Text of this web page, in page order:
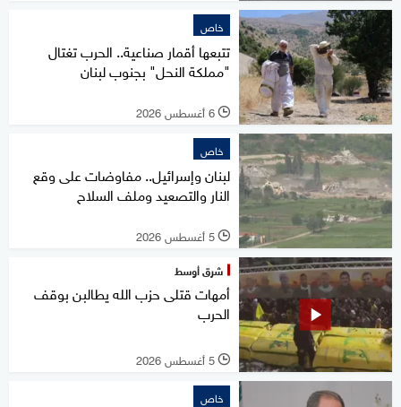
خاص
تتبعها أقمار صناعية.. الحرب تغتال
"مملكة النحل" بجنوب لبنان
l 6 أغسطس 2026
خاص
لبنان وإسرائيل.. مفاوضات على وقع
النار والتصعيد وملف السلاح
l 5 أغسطس 2026
شرق أوسط
أمهات قتلى حزب الله يطالبن بوقف
الحرب
l 5 أغسطس 2026
خاص